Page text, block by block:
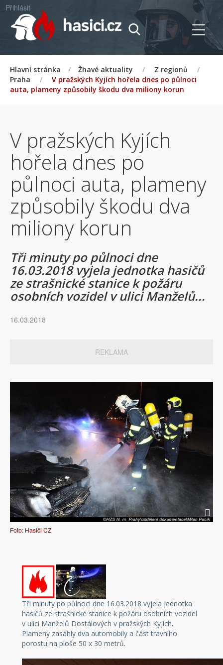
Přihlásit
Hlavní stránka / Žhavé aktuality / Z regionů
/
Praha
/
V pražských Kyjích hořela dnes po půlnoci
auta, plameny způsobily škodu dva miliony korun
V pražských Kyjích
hořela dnes po
půlnoci auta, plameny
způsobily škodu dva
miliony korun
Tři minuty po půlnoci dne
16.03.2018 vyjela jednotka hasičů
ze strašnické stanice k požáru
osobních vozidel v ulici Manželů...
16.03.2018
REKLAMA
Foto: Hasiči CZ
Tři minuty po půlnoci dne 16.03.2018 vyjela jednotka
hasičů ze strašnické stanice k požáru osobních vozidel
v ulici Manželů Dostálových v pražských Kyjích.
Plameny zasáhly dva automobily a část travního
porostu na ploše 50 x 30 metrů.